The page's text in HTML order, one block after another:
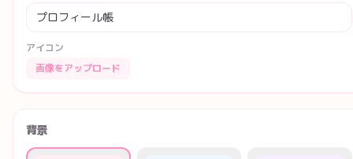
アイコン
画像をアップロード
背景